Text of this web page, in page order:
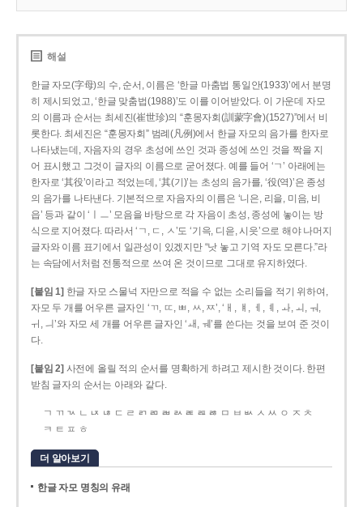
해설
한글 자모(字母)의 수, 순서, 이름은 ‘한글 마춤법 통일안(1933)’에서 분명
히 제시되었고, ‘한글 맞춤법(1988)’도 이를 이어받았다. 이 가운데 자모
의 이름과 순서는 최세진(崔世珍)의 “훈몽자회(訓蒙字會)(1527)”에서 비
롯한다. 최세진은 “훈몽자회” 범례(凡例)에서 한글 자모의 음가를 한자로
나타냈는데, 자음자의 경우 초성에 쓰인 것과 종성에 쓰인 것을 짝을 지
어 표시했고 그것이 글자의 이름으로 굳어졌다. 예를 들어 ‘ㄱ’ 아래에는
한자로 ‘其役’이라고 적었는데, ‘其(기)’는 초성의 음가를, ‘役(역)’은 종성
의 음가를 나타낸다. 기본적으로 자음자의 이름은 ‘니은, 리을, 미음, 비
읍’ 등과 같이 ‘ㅣㅡ’ 모음을 바탕으로 각 자음이 초성, 종성에 놓이는 방
식으로 지어졌다. 따라서 ‘ㄱ, ㄷ, ㅅ’도 ‘기윽, 디읃, 시읏’으로 해야 나머지
글자와 이름 표기에서 일관성이 있겠지만 “낫 놓고 기역 자도 모른다.”라
는 속담에서처럼 전통적으로 쓰여 온 것이므로 그대로 유지하였다.
[붙임 1] 한글 자모 스물넉 자만으로 적을 수 없는 소리들을 적기 위하여,
자모 두 개를 어우른 글자인 ‘ㄲ, ㄸ, ㅃ, ㅆ, ㅉ’, ‘ㅐ, ㅒ, ㅔ, ㅖ, ㅘ, ㅚ, ㅝ,
ㅟ, ㅢ’와 자모 세 개를 어우른 글자인 ‘ㅙ, ㅞ’를 쓴다는 것을 보여 준 것이
다.
[붙임 2] 사전에 올릴 적의 순서를 명확하게 하려고 제시한 것이다. 한편
받침 글자의 순서는 아래와 같다.
ㄱ ㄲ ㄳ ㄴ ㄵ ㄶ ㄷ ㄹ ㄺ ㄻ ㄼ ㄽ ㄾ ㄿ ㅀ ㅁ ㅂ ㅄ ㅅ ㅆ ㅇ ㅈ ㅊ
ㅋ ㅌ ㅍ ㅎ
더 알아보기
한글 자모 명칭의 유래